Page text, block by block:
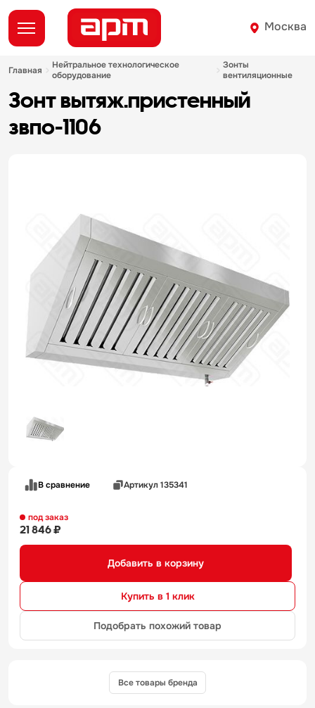
Москва
главная
нейтральное технологическое
оборудование
зонты
вентиляционные
зонт вытяж.пристенный
звпо-1106
В сравнение Артикул 135341
под заказ
21 846 ₽
Добавить в корзину
Купить в 1 клик
Подобрать похожий товар
Все товары бренда